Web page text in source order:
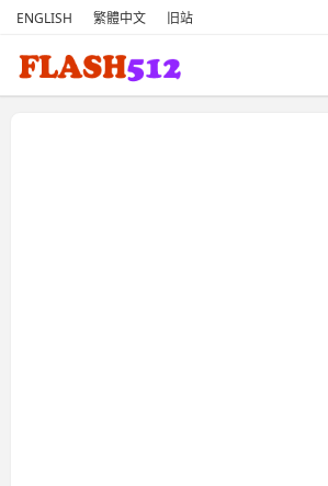
ENGLISH 繁體中文 旧站